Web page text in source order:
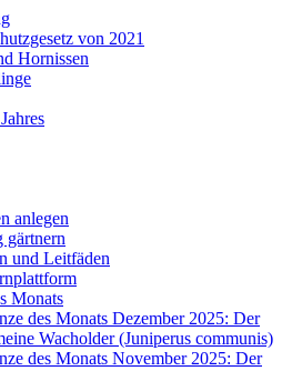
von 2021
Hornissen
anlegen
gärtnern
und Leitfäden
Monats
des Monats Dezember 2025: Der
Wacholder (Juniperus communis)
des Monats November 2025: Der